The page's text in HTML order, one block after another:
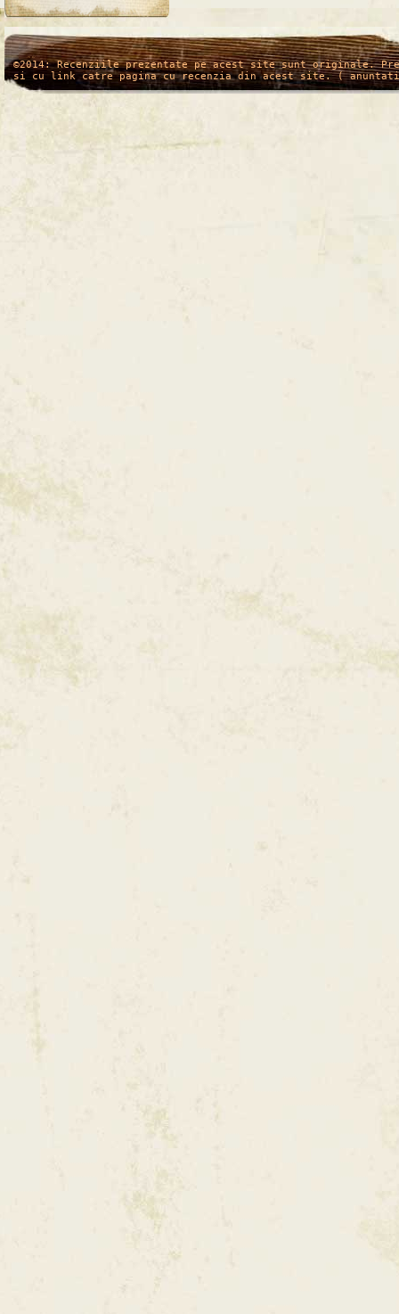
/* */
©2014: Recenziile prezentate pe acest site sunt originale.
si cu link catre pagina cu recenzia din acest site. (